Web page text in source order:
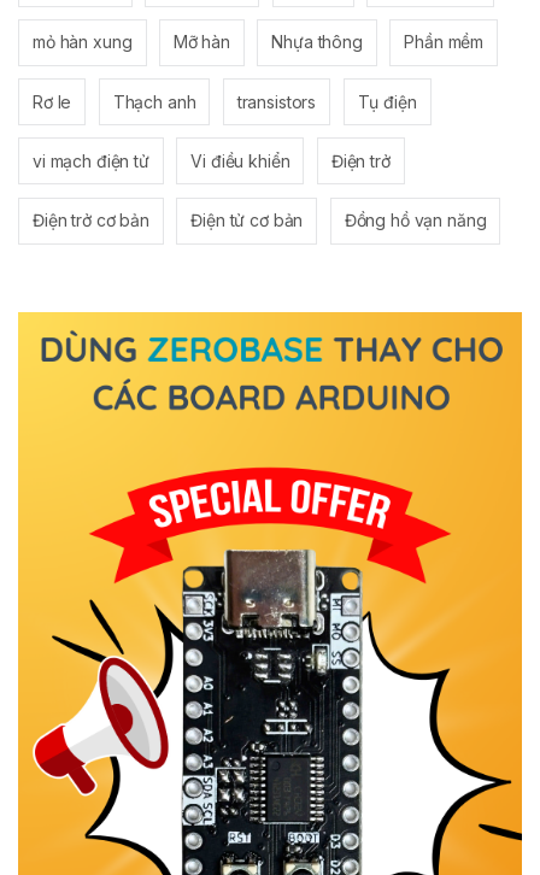
mỏ hàn xung Mỡ hàn Nhựa thông Phần mềm
Rơ le Thạch anh transistors Tụ điện
vi mạch điện tử Vi điều khiển Điện trở
Điện trở cơ bản Điện tử cơ bản Đồng hồ vạn năng